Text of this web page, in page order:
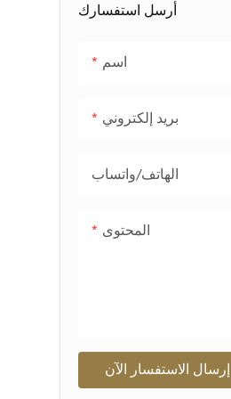
أرسل استفسارك
اسم
بريد إلكتروني
الهاتف/واتساب
المحتوى
إرسال الاستفسار الآن